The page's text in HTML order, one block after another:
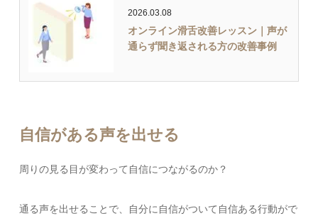
2026.03.08
オンライン滑舌改善レッスン｜声が
通らず聞き返される方の改善事例
自信がある声を出せる
周りの見る目が変わって自信につながるのか？
通る声を出せることで、自分に自信がついて自信ある行動がで